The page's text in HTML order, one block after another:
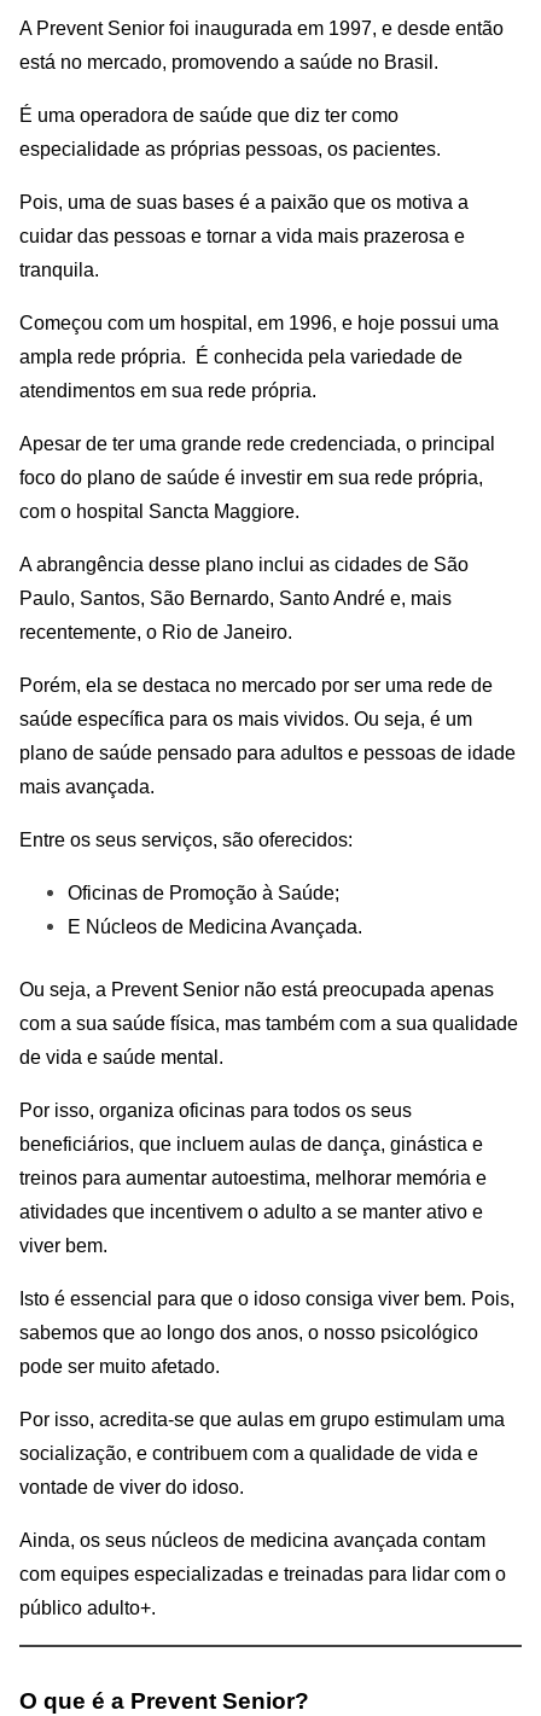
A Prevent Senior foi inaugurada em 1997, e desde então
está no mercado, promovendo a saúde no Brasil.
É uma operadora de saúde que diz ter como
especialidade as próprias pessoas, os pacientes.
Pois, uma de suas bases é a paixão que os motiva a
cuidar das pessoas e tornar a vida mais prazerosa e
tranquila.
Começou com um hospital, em 1996, e hoje possui uma
ampla rede própria. É conhecida pela variedade de
atendimentos em sua rede própria.
Apesar de ter uma grande rede credenciada, o principal
foco do plano de saúde é investir em sua rede própria,
com o hospital Sancta Maggiore.
A abrangência desse plano inclui as cidades de São
Paulo, Santos, São Bernardo, Santo André e, mais
recentemente, o Rio de Janeiro.
Porém, ela se destaca no mercado por ser uma rede de
saúde específica para os mais vividos. Ou seja, é um
plano de saúde pensado para adultos e pessoas de idade
mais avançada.
Entre os seus serviços, são oferecidos:
Oficinas de Promoção à Saúde;
E Núcleos de Medicina Avançada.
Ou seja, a Prevent Senior não está preocupada apenas
com a sua saúde física, mas também com a sua qualidade
de vida e saúde mental.
Por isso, organiza oficinas para todos os seus
beneficiários, que incluem aulas de dança, ginástica e
treinos para aumentar autoestima, melhorar memória e
atividades que incentivem o adulto a se manter ativo e
viver bem.
Isto é essencial para que o idoso consiga viver bem. Pois,
sabemos que ao longo dos anos, o nosso psicológico
pode ser muito afetado.
Por isso, acredita-se que aulas em grupo estimulam uma
socialização, e contribuem com a qualidade de vida e
vontade de viver do idoso.
Ainda, os seus núcleos de medicina avançada contam
com equipes especializadas e treinadas para lidar com o
público adulto+.
O que é a Prevent Senior?